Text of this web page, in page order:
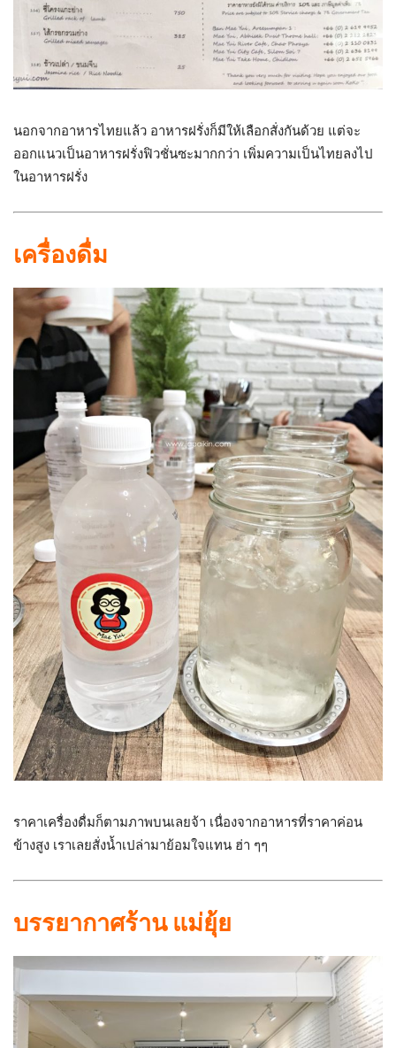
นอกจากอาหารไทยแล้ว อาหารฝรั่งก็มีให้เลือกสั่งกันด้วย แต่จะ
ออกแนวเป็นอาหารฝรั่งฟิวชั่นซะมากกว่า เพิ่มความเป็นไทยลงไป
ในอาหารฝรั่ง
เครื่องดื่ม
ราคาเครื่องดื่มก็ตามภาพบนเลยจ้า เนื่องจากอาหารที่ราคาค่อน
ข้างสูง เราเลยสั่งน้ำเปล่ามาย้อมใจแทน ฮ่า ๆๆ
บรรยากาศร้าน แม่ยุ้ย